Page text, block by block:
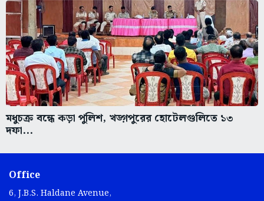
মধুচক্র বন্ধে কড়া পুলিশ, খড়্গপুরের হোটেলগুলিতে ১৩
দফা...
Office
6, J.B.S. Haldane Avenue,